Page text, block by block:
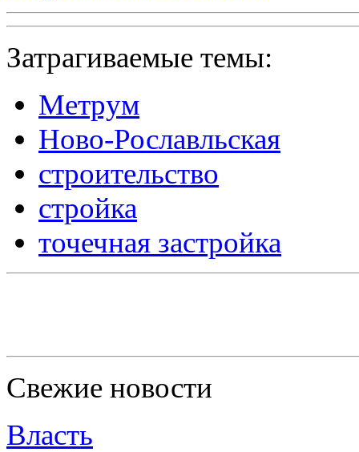
Затрагиваемые темы:
Метрум
Ново-Рославльская
строительство
стройка
точечная застройка
Свежие новости
Власть